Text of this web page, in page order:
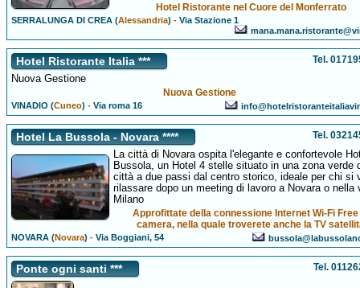
Hotel Ristorante nel Cuore del Monferrato
SERRALUNGA DI CREA (Alessandria) -Via Stazione 1
Hotel Ristorante Italia *** Tel.
Nuova Gestione
Nuova Gestione
VINADIO (Cuneo) -Via roma 16
Hotel La Bussola - Novara **** Tel.
La città di Novara ospita l'elegante e confortevole
Bussola, un Hotel 4 stelle situato in una zona verde
città a due passi dal centro storico, ideale per chi si
rilassare dopo un meeting di lavoro a Novara o nella
Milano
Approfittate della connessione Internet Wi-Fi Free
camera, nella quale troverete anche la TV
NOVARA (Novara) -Via Boggiani, 54
Ponte ogni santi *** Tel.